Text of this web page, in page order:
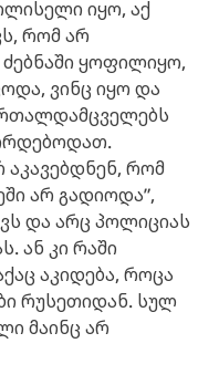
იყო, აქ
რომ არ
ძებნაში ყოფილიყო,
ვინც იყო და
აკავებდნენ, რომ
არ გადიოდა”,
და არც პოლიციას
ან კი რაში
აკიდება, როცა
რუსეთიდან. სულ
მაინც არ